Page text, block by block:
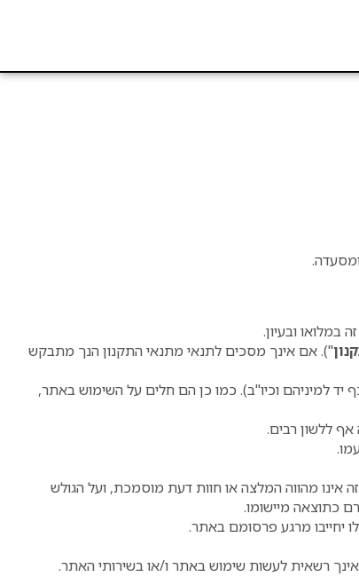
במלואו ובעיון.
"). אם אינך מסכים לתנאי מתנאי התקנון הנך מתבקש
למיניהם וכיו"ב). כמו כן הם חלים על השימוש באתר,
אף ללשון רבים.
אינו מהווה המלצה או חוות דעת מוסמכת, ועל הגולש
כתוצאה מיישומו.
יחייבו מרגע פרסומם באתר.
רשאית לעשות שימוש באתר ו/או בשירותי האתר.